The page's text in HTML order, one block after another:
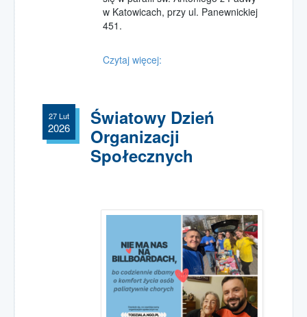
w Katowicach, przy ul. Panewnickiej
451.
Czytaj więcej:
Światowy Dzień
Organizacji
Społecznych
27 Lut
2026